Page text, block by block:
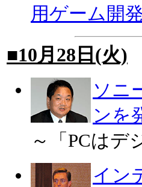
用ゲーム開
■10月28日(火)
ソニ
ンを
～「PCはデ
イン